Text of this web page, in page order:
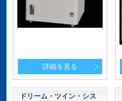
詳細を見る
ドリーム・ツイン・シス